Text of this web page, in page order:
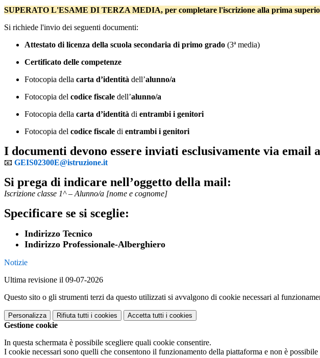
SUPERATO L'ESAME DI TERZA MEDIA, per completare l'iscrizione alla prima
Si richiede l'invio dei seguenti documenti:
Attestato di licenza della scuola secondaria di primo grado (3ª media)
Certificato delle competenze
Fotocopia della carta d’identità dell’alunno/a
Fotocopia del codice fiscale dell’alunno/a
Fotocopia della carta d’identità di entrambi i genitori
Fotocopia del codice fiscale di entrambi i genitori
I documenti devono essere inviati esclusivamente via email
📧 GEIS02300E@istruzione.it
Si prega di indicare nell’oggetto della mail:
Iscrizione classe 1^ – Alunno/a [nome e cognome]
Specificare se si sceglie:
Indirizzo Tecnico
Indirizzo Professionale-Alberghiero
Notizie
Ultima revisione il 09-07-2026
Questo sito o gli strumenti terzi da questo utilizzati si avvalgono di cookie necessari al
Personalizza Rifiuta tutti i cookies Accetta tutti i cookies
Gestione cookie
In questa schermata è possibile scegliere quali cookie consentire.
I cookie necessari sono quelli che consentono il funzionamento della piattaforma e non è